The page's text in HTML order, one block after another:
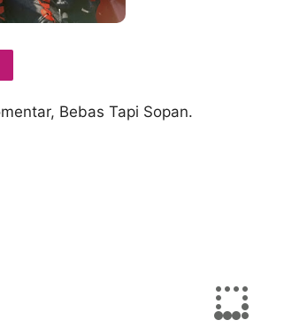
Bebas Tapi Sopan.